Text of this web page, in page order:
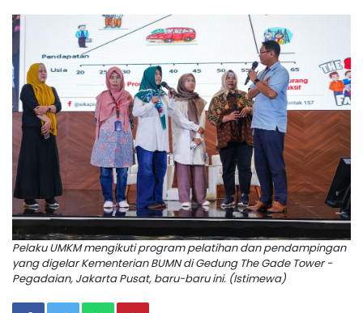
Pelaku UMKM mengikuti program pelatihan dan pendampingan
yang digelar Kementerian BUMN di Gedung The Gade Tower -
Pegadaian, Jakarta Pusat, baru-baru ini. (Istimewa)